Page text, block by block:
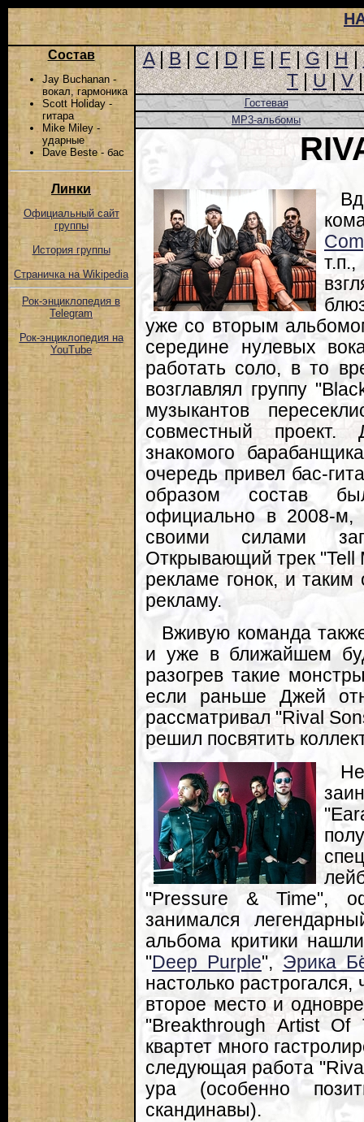
Состав
Jay Buchanan -
вокал, гармоника
Scott Holiday -
гитара
Mike Miley -
ударные
Dave Beste - бас
Линки
Официальный сайт
группы
История группы
Страничка на Wikipedia
Рок-энциклопедия в
Telegram
Рок-энциклопедия на
YouTube
A|B|C|D|E|F|G|H|
T|U|V
Гостевая
MP3-альбомы
уже со вторым
середине нулевых
работать соло, в то
возглавлял группу
музыкантов
совместный
знакомого
очередь привел бас-
образом состав
официально в 2008-
своими силами
Открывающий трек "Tell
рекламе гонок, и
рекламу.
Вживую команда
и уже в ближайшем
разогрев такие
если раньше Джей
рассматривал "Rival
решил посвятить
"Pressure & Time",
занимался
альбома критики
"Deep Purple", Эрика
настолько растрогался,
второе место и
"Breakthrough Artist
квартет много
следующая работа
ура (особенно
скандинавы).